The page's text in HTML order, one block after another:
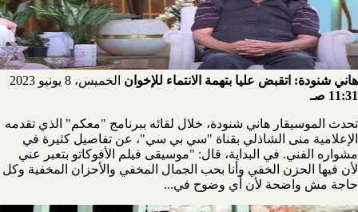
هاني شنودة: اتقبض عليا بتهمة الانتماء للإخوان الخميس، 8 يونيو 2023
11:31 صـ
تحدث الموسيقار هاني شنودة، خلال لقائه ببرنامج "معكم" الذي تقدمه
الإعلامية منى الشاذلي بقناة "سي بي سي"، عن تفاصيل كثيرة في
مشواره الفني. في البداية، قال: "موسيقى فيلم الأفوكاتو بتعبر عني
لأن فيها الحزن الخفي وأنا بحب الجمال المخفي والأحزان المخفية وكل
حاجة مش واضحة لأن أي وضوح في...